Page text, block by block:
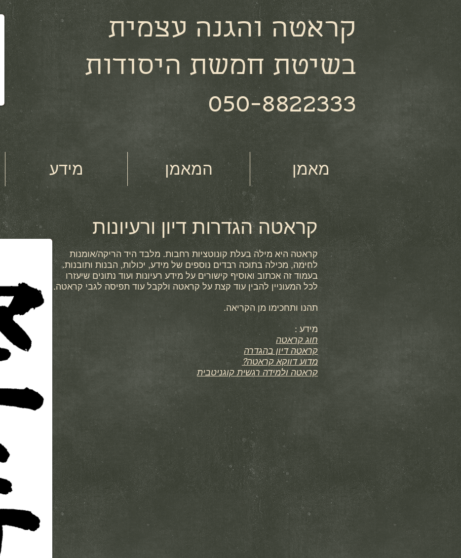
קראטה והגנה עצמית
בשיטת חמשת היסודות
050-8822333
מידע המאמן מאמן
קראטה הגדרות דיון ורעיונות
קראטה היא מילה בעלת קונוטציות רחבות. מלבד היד הריקה/אומנות
לחימה, מכילה בתוכה רבדים נוספים של מידע, יכולות, הבנות ותובנות.
בעמוד זה אכתוב ואוסיף קישורים על מידע רעיונות ועוד נתונים שיעזרו
לכל המעוניין להבין עוד קצת על קראטה ולקבל עוד תפיסה לגבי קראטה.
תהנו ותחכימו מן הקריאה.
מידע :
חוג קראטה
קראטה דיון בהגדרה
מדוע דווקא קראטה?
קראטה ולמידה רגשית קוגניטבית